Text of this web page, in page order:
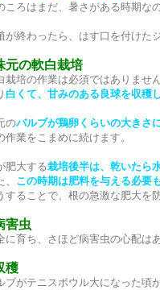
ころはまだ、暑さがある時期な
が終わったら、はす口を付けた
元の軟白栽培
栽培の作業は必須ではありませ
白くて、甘みのある良球を収穫
のバルブが鶏卵くらいの大きさ
作業をこまめに続けます。
肥大する栽培後半は、乾いたら
、 この時期は肥料を与える必要
することで、根の急激な肥大を
害虫
に育ち、さほど病害虫の心配は
穫
ブがテニスボウル大になった頃